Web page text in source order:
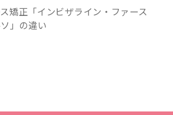
矯正「インビザライン・ファース
」の違い